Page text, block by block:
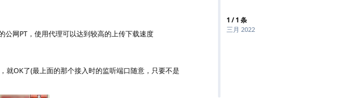
1 /1 条
三月 2022
公网PT，使用代理可以达到较高的上传下载速度
OK了(最上面的那个接入时的监听端口随意，只要不是